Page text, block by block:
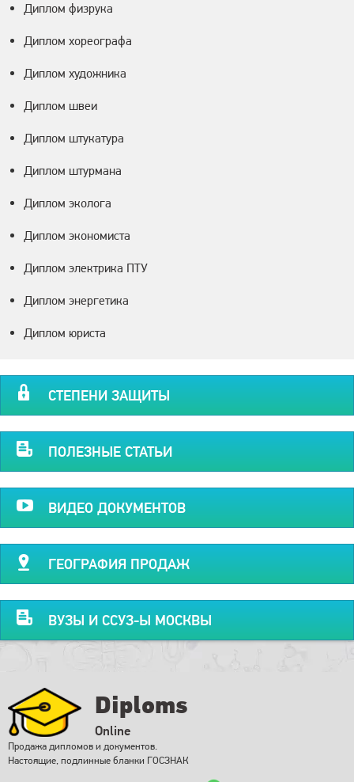
Диплом физрука
Диплом хореографа
Диплом художника
Диплом швеи
Диплом штукатура
Диплом штурмана
Диплом эколога
Диплом экономиста
Диплом электрика ПТУ
Диплом энергетика
Диплом юриста
СТЕПЕНИ ЗАЩИТЫ
ПОЛЕЗНЫЕ СТАТЬИ
ВИДЕО ДОКУМЕНТОВ
ГЕОГРАФИЯ ПРОДАЖ
ВУЗЫ И ССУЗ-Ы МОСКВЫ
Diploms
Online
Продажа дипломов и документов.
Настоящие, подлинные бланки ГОСЗНАК